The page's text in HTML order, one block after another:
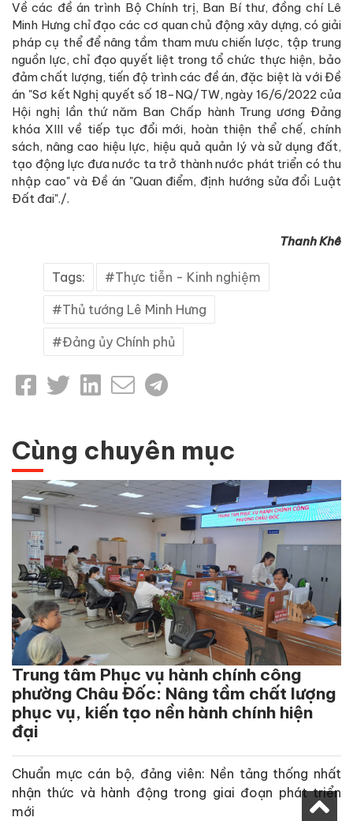
Về các đề án trình Bộ Chính trị, Ban Bí thư, đồng chí Lê
Minh Hưng chỉ đạo các cơ quan chủ động xây dựng, có giải
pháp cụ thể để nâng tầm tham mưu chiến lược, tập trung
nguồn lực, chỉ đạo quyết liệt trong tổ chức thực hiện, bảo
đảm chất lượng, tiến độ trình các đề án, đặc biệt là với Đề
án "Sơ kết Nghị quyết số 18-NQ/TW, ngày 16/6/2022 của
Hội nghị lần thứ năm Ban Chấp hành Trung ương Đảng
khóa XIII về tiếp tục đổi mới, hoàn thiện thể chế, chính
sách, nâng cao hiệu lực, hiệu quả quản lý và sử dụng đất,
tạo động lực đưa nước ta trở thành nước phát triển có thu
nhập cao" và Đề án "Quan điểm, định hướng sửa đổi Luật
Đất đai"./.
Thanh Khê
Tags: Thực tiễn - Kinh nghiệm
Thủ tướng Lê Minh Hưng
Đảng ủy Chính phủ
Cùng chuyên mục
Trung tâm Phục vụ hành chính công
phường Châu Đốc: Nâng tầm chất lượng
phục vụ, kiến tạo nền hành chính hiện
đại
Chuẩn mực cán bộ, đảng viên: Nền tảng thống nhất
nhận thức và hành động trong giai đoạn phát triển
mới